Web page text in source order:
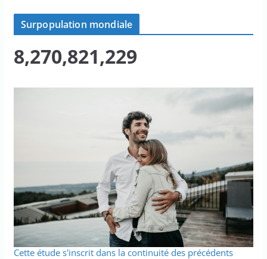
Surpopulation mondiale
8,270,821,229
Cette étude s'inscrit dans la continuité des précédents